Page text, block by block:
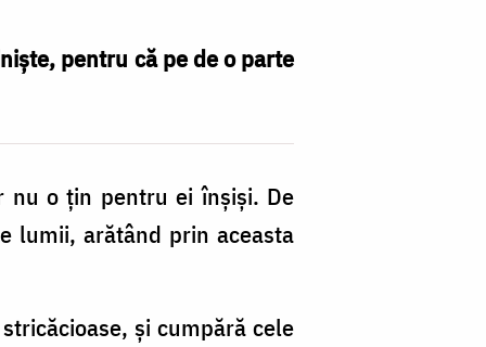
pentru că pe de o parte
nu o ţin pentru ei înşişi. De
lumii, arătând prin aceasta
şi cumpără cele